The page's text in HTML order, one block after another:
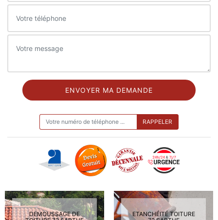
DEMOUSSAGE DE
ETANCHÉITÉ TOITURE